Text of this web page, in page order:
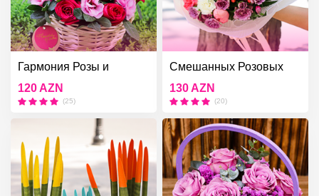
Гармония Розы и
Эустомы
120 AZN
(25)
Смешанных Розовых
Цветов
130 AZN
(20)